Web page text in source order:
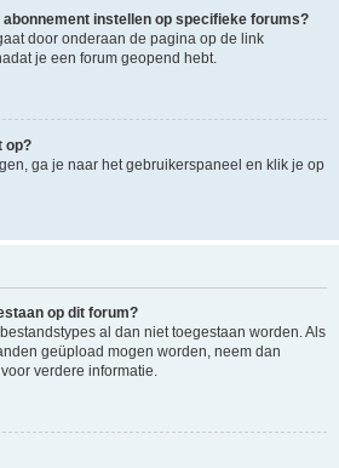
abonnement instellen op specifieke forums?
door onderaan de pagina op de link
je een forum geopend hebt.
op?
ga je naar het gebruikerspaneel en klik je op
op dit forum?
al dan niet toegestaan worden. Als
geüpload mogen worden, neem dan
verdere informatie.